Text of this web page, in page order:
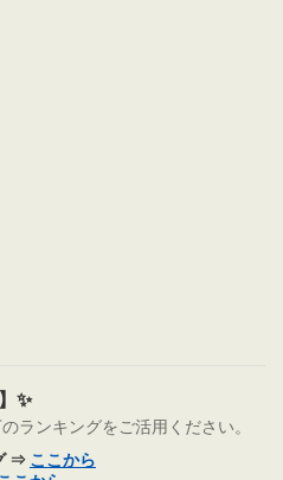
✨
ランキングをご活用ください。
⇒ ここから